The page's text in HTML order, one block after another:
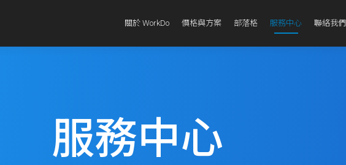
關於 WorkDo 價格與方案 部落格 服務中心 聯絡我們
服務中心